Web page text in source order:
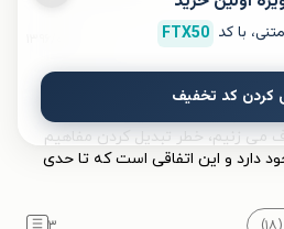
باشد، اما نه خیلی ساده!
زنیم، خطر تبدیل کردن مفاهیم
دارد و این اتفاقی است که تا حدی
۳
با کد FTX50
کردن کد تخفیف